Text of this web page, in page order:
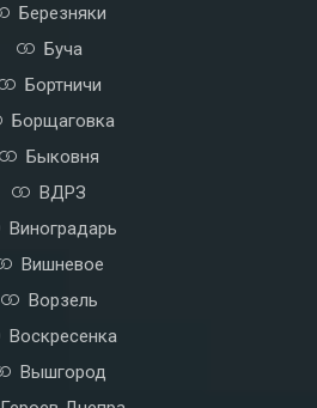
Березняки
Буча
Бортничи
Борщаговка
Быковня
ВДРЗ
Виноградарь
Вишневое
Ворзель
Воскресенка
Вышгород